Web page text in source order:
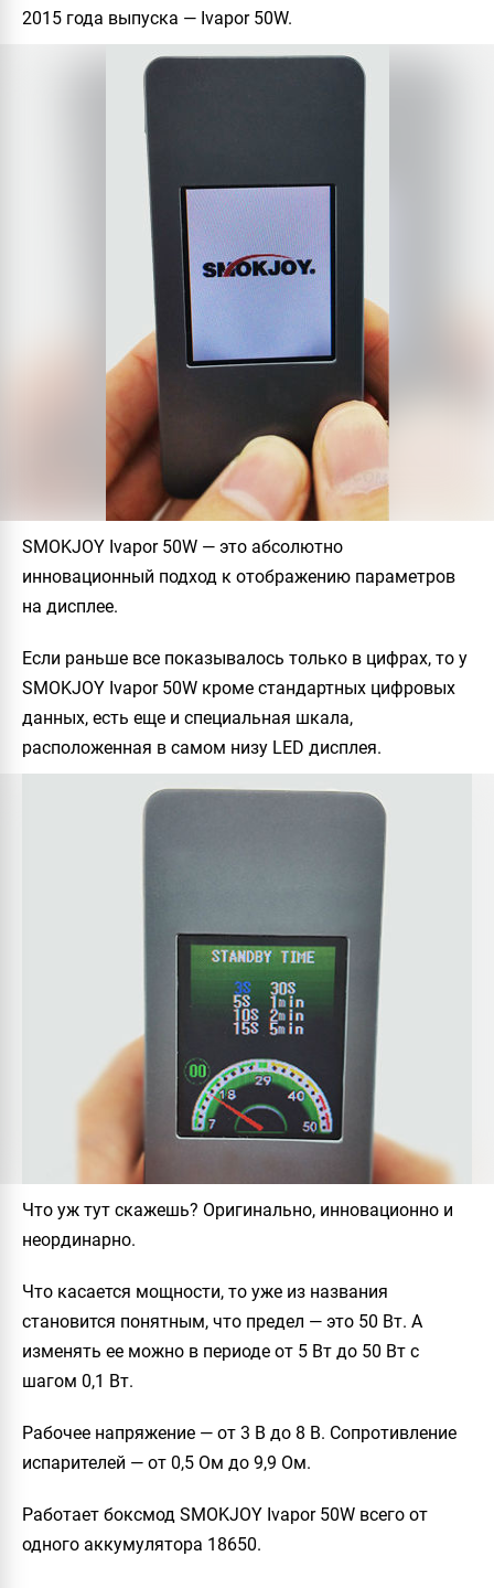
2015 года выпуска — Ivapor 50W.
SMOKJOY Ivapor 50W — это абсолютно
инновационный подход к отображению параметров
на дисплее.
Если раньше все показывалось только в цифрах, то у
SMOKJOY Ivapor 50W кроме стандартных цифровых
данных, есть еще и специальная шкала,
расположенная в самом низу LED дисплея.
Что уж тут скажешь? Оригинально, инновационно и
неординарно.
Что касается мощности, то уже из названия
становится понятным, что предел — это 50 Вт. А
изменять ее можно в периоде от 5 Вт до 50 Вт с
шагом 0,1 Вт.
Рабочее напряжение — от 3 В до 8 В. Сопротивление
испарителей — от 0,5 Ом до 9,9 Ом.
Работает боксмод SMOKJOY Ivapor 50W всего от
одного аккумулятора 18650.